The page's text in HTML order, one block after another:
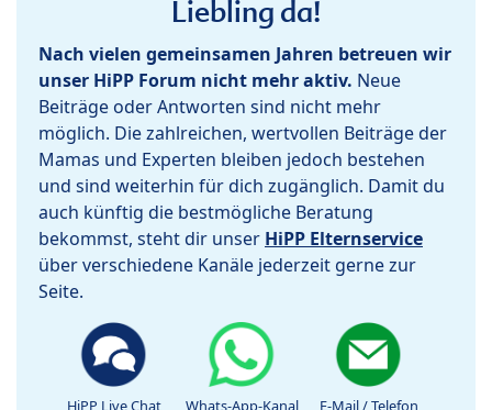
Liebling da!
Nach vielen gemeinsamen Jahren betreuen wir
unser HiPP Forum nicht mehr aktiv. Neue
Beiträge oder Antworten sind nicht mehr
möglich. Die zahlreichen, wertvollen Beiträge der
Mamas und Experten bleiben jedoch bestehen
und sind weiterhin für dich zugänglich. Damit du
auch künftig die bestmögliche Beratung
bekommst, steht dir unser HiPP Elternservice
über verschiedene Kanäle jederzeit gerne zur
Seite.
HiPP Live Chat Whats-App-Kanal E-Mail / Telefon